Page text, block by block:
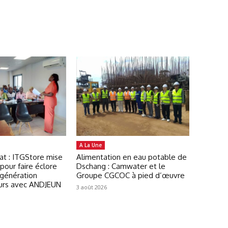
: ITGStore mise
faire éclore
avec ANDJEUN
A La Une
Alimentation en eau potable de
Dschang : Camwater et le
Groupe CGCOC à pied d’œuvre
3 août 2026